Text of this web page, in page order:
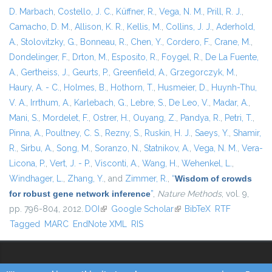
D. Marbach, Costello, J. C., Küffner, R., Vega, N. M., Prill, R. J.,
Camacho, D. M., Allison, K. R., Kellis, M., Collins, J. J., Aderhold,
A., Stolovitzky, G., Bonneau, R., Chen, Y., Cordero, F., Crane, M.,
Dondelinger, F., Drton, M., Esposito, R., Foygel, R., De La Fuente,
A., Gertheiss, J., Geurts, P., Greenfield, A., Grzegorczyk, M.,
Haury, A. - C., Holmes, B., Hothorn, T., Husmeier, D., Huynh-Thu,
V. A., Irrthum, A., Karlebach, G., Lebre, S., De Leo, V., Madar, A.,
Mani, S., Mordelet, F., Ostrer, H., Ouyang, Z., Pandya, R., Petri, T.,
Pinna, A., Poultney, C. S., Rezny, S., Ruskin, H. J., Saeys, Y., Shamir,
R., Sirbu, A., Song, M., Soranzo, N., Statnikov, A., Vega, N. M., Vera-
Licona, P., Vert, J. - P., Visconti, A., Wang, H., Wehenkel, L.,
Windhager, L., Zhang, Y., and Zimmer, R., “Wisdom of crowds
for robust gene network inference”, Nature Methods, vol. 9,
pp. 796-804, 2012. DOI (link is external)
Google Scholar(link is external)
BibTeX RTF
Tagged MARC EndNote XML RIS